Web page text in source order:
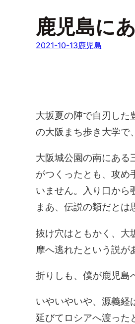
鹿児島に
2021-10-13鹿児島
大坂夏の陣で自刃した
の大阪まち歩き大学で
大阪城公園の南にある
がつくったとも、攻め
いません。入り口から
まあ、伝説の類だとは
抜け穴はともかく、大
摩へ逃れたという説が
折りしも、僕が鹿児島
いやいやいや、源義経
延びてロシアへ渡った